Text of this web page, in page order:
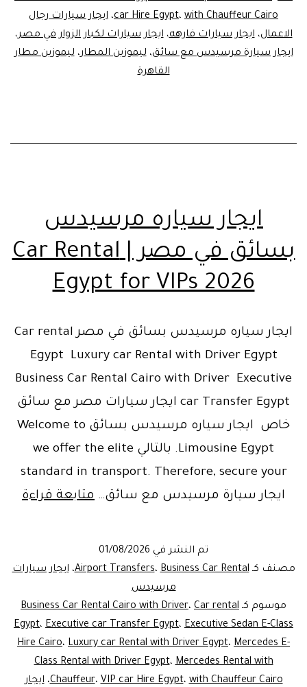
Egyptcar Hire Egypt، with Chauffeur Cairo ، ايجار سيارات رجال
الاعمال،ايجار سيارات فارهه،ايجار سيارات لكبار الزوار في مصر،
ايجار سيارة مرسيدس مع سائق،ليموزين المطار،ليموزين مطار
القاهرة
ايجار سياره مرسيدس
بسائق في مصر | Car Rental
Egypt for VIPs 2026
ايجار سياره مرسيدس بسائق في مصر Car rental
Egypt Luxury car Rental with Driver Egypt
Business Car Rental Cairo with Driver Executive
car Transfer Egypt ايجار سيارات مصر مع سائق
خاص ايجار سياره مرسيدس بسائق Welcome to
Limousine Egypt. بالتالي we offer the elite
standard in transport. Therefore, secure your
ايجار سيارة مرسيدس مع سائق… متابعة قراءة
|
تم النشر في 01/08/2026
مصنف كـ
Airport Transfers،Business Car Rental ،ايجار سيارات
مرسيدس
موسوم كـ
Business Car Rental Cairo with Driver، Car rental
Egypt، Executive car Transfer Egypt، Executive Sedan E-Class
Hire Cairo، Luxury car Rental with Driver Egypt، Mercedes E-
Class Rental with Driver Egypt،Mercedes Rental with
Chauffeur،VIP car Hire Egypt،with Chauffeur Cairo ،ايجار